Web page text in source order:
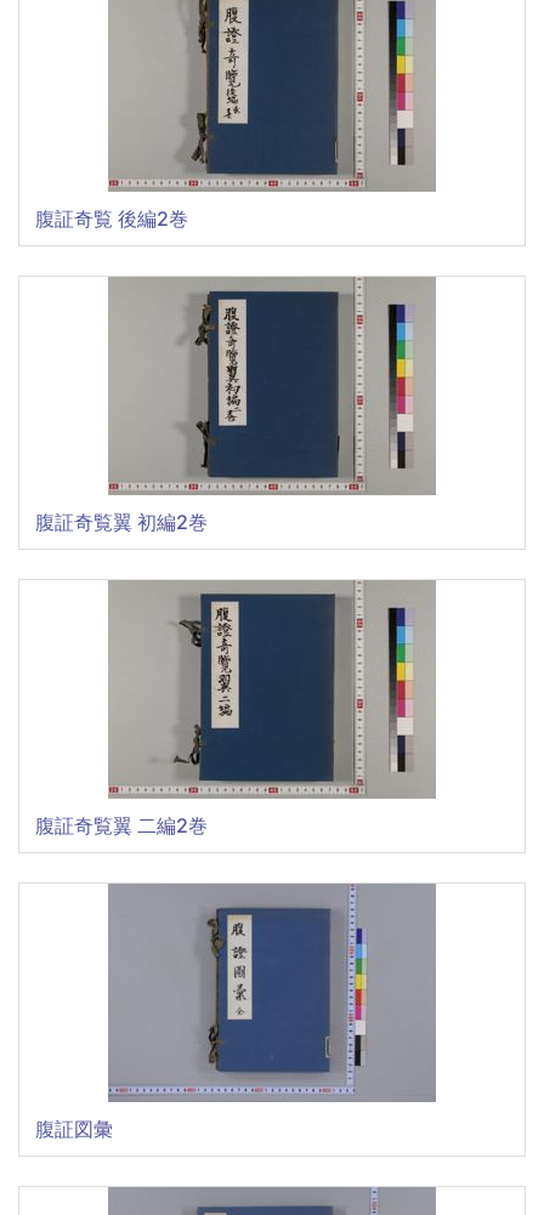
腹証奇覧 後編2巻
腹証奇覧翼 初編2巻
腹証奇覧翼 二編2巻
腹証図彙